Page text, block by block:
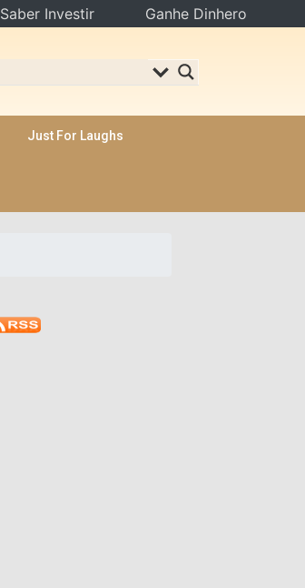
Just For Laughs
Saber Investir Ganhe Dinhero